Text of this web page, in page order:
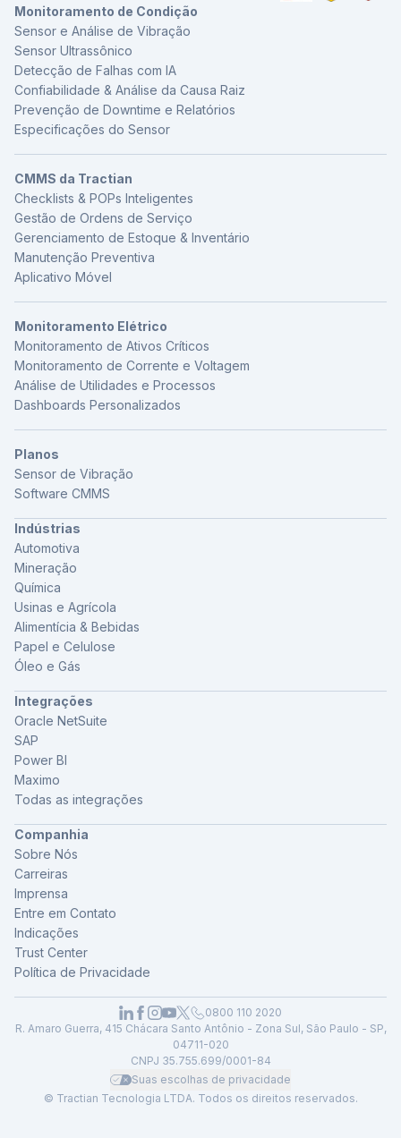
Monitoramento de Condição
Sensor e Análise de Vibração
Sensor Ultrassônico
Detecção de Falhas com IA
Confiabilidade & Análise da Causa Raiz
Prevenção de Downtime e Relatórios
Especificações do Sensor
CMMS da Tractian
Checklists & POPs Inteligentes
Gestão de Ordens de Serviço
Gerenciamento de Estoque & Inventário
Manutenção Preventiva
Aplicativo Móvel
Monitoramento Elétrico
Monitoramento de Ativos Críticos
Monitoramento de Corrente e Voltagem
Análise de Utilidades e Processos
Dashboards Personalizados
Planos
Sensor de Vibração
Software CMMS
Indústrias
Automotiva
Mineração
Química
Usinas e Agrícola
Alimentícia & Bebidas
Papel e Celulose
Óleo e Gás
Integrações
Oracle NetSuite
SAP
Power BI
Maximo
Todas as integrações
Companhia
Sobre Nós
Carreiras
Imprensa
Entre em Contato
Indicações
Trust Center
Política de Privacidade
Suas escolhas de privacidade
© Tractian Tecnologia LTDA. Todos os direitos reservados.
0800 110 2020
R. Amaro Guerra, 415 Chácara Santo Antônio - Zona Sul, São Paulo - SP,
04711-020
CNPJ 35.755.699/0001-84